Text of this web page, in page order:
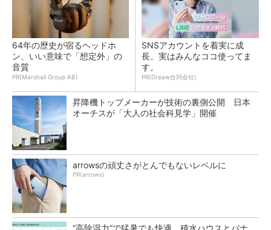
64年の歴史が宿るヘッドホ
ン、いい意味で「想定外」の
音質
PR(Marshall Group AB)
SNSアカウントを着実に成
長。実はみんなココ使ってま
す。
PR(Dreaw合同会社)
昇降機トップメーカーが技術の裏側公開 日本
オーチスが「大人の社会科見学」開催
arrowsの頑丈さがとんでもないレベルに
PR(arrows)
“高除湿力”で猛暑でも快適 積水ハウスとパナ